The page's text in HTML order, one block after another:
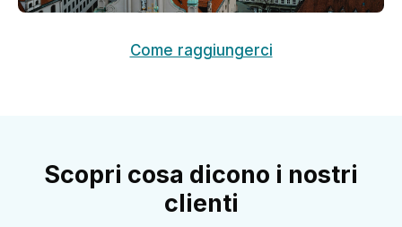
Come raggiungerci
Scopri cosa dicono i nostri
clienti